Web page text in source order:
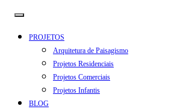
PROJETOS
Arquitetura de Paisagismo
Projetos Residenciais
Projetos Comerciais
Projetos Infantis
BLOG